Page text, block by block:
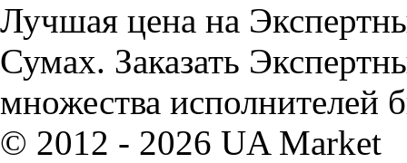
Лучшая цена на
Сумах. Заказать
множества исполнителей
© 2012 - 2026 UA Market